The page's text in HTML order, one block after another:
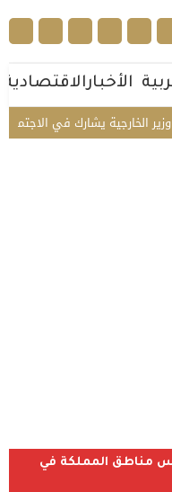
الأخبارالاقتصادية
يشارك في الاجتماع
مناطق المملكة في